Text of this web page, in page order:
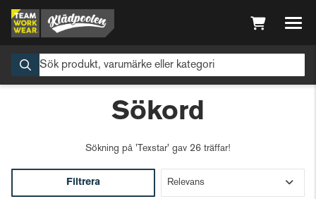
Sökord
Sökning på 'Texstar' gav 26 träffar!
Filtrera